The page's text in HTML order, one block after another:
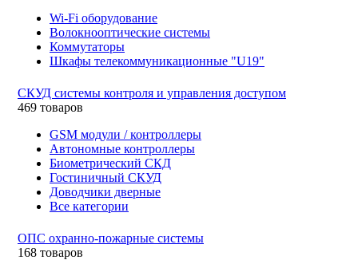
Wi-Fi оборудование
Волокнооптические системы
Коммутаторы
Шкафы телекоммуникационные "U19"
СКУД системы контроля и управления доступом
469 товаров
GSM модули / контроллеры
Автономные контроллеры
Биометрический СКД
Гостиничный СКУД
Доводчики дверные
Все категории
ОПС охранно-пожарные системы
168 товаров